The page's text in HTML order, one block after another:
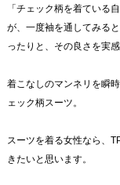
「チェック柄を着ている
が、一度袖を通してみる
ったりと、その良さを実
着こなしのマンネリを瞬
ェック柄スーツ。
スーツを着る女性なら、
きたいと思います。